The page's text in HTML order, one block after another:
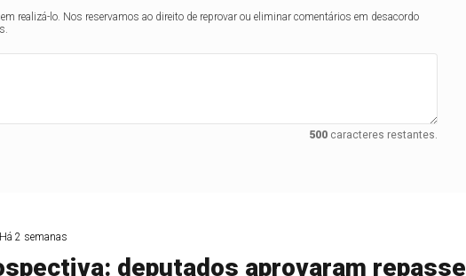
realizá-lo. Nos reservamos ao direito de reprovar ou eliminar comentários em desacordo
500 caracteres restantes.
Há 2 semanas
deputados aprovaram repasse